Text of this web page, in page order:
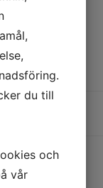
du till
och
vår